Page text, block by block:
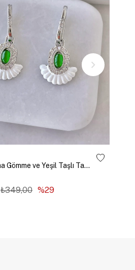
Altın Kaplama Gömme ve Yeşil Taşlı Tasarım Küpe Gümüş
₺349,00 %29